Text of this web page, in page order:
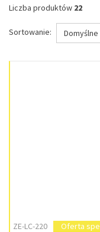
Liczba produktów 22
Sortowanie: Domyślne
ZE-LC-220
Oferta